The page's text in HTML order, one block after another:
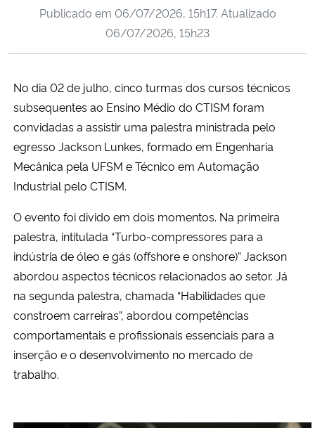
Ministério da Cidadania
Ministério de Minas e Energia
Ministério da Ciência, Tecnologia, Inovações e Comunicações
Ministério do Meio Ambiente
Ministério do Desenvolvimento Regional
Controladoria-Geral da União
Ministério da Mulher, da Família e dos Direitos Humanos
Gabinete de Segurança Institucional
Publicado em 06/07/2026, 15h17. Atualizado
06/07/2026, 15h23
No dia 02 de julho, cinco turmas dos cursos técnicos
subsequentes ao Ensino Médio do CTISM foram
convidadas a assistir uma palestra ministrada pelo
egresso Jackson Lunkes, formado em Engenharia
Mecânica pela UFSM e Técnico em Automação
Industrial pelo CTISM.
O evento foi divido em dois momentos. Na primeira
palestra, intitulada “Turbo-compressores para a
indústria de óleo e gás (offshore e onshore)” Jackson
abordou aspectos técnicos relacionados ao setor. Já
na segunda palestra, chamada “Habilidades que
constroem carreiras”, abordou competências
comportamentais e profissionais essenciais para a
inserção e o desenvolvimento no mercado de
trabalho.